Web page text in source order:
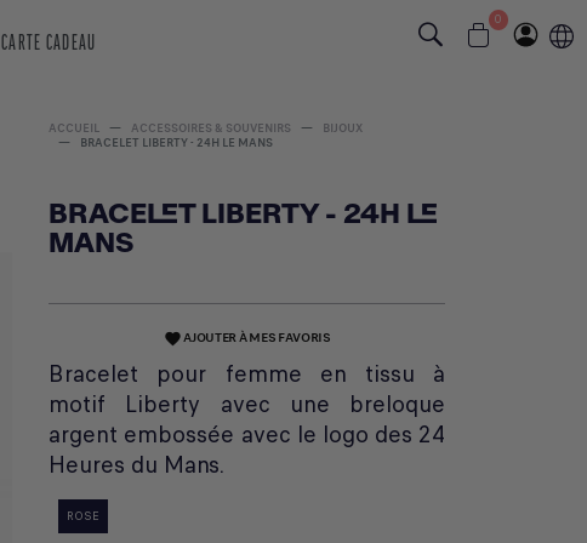
CARTE CADEAU
0
ACCUEIL ACCESSOIRES & SOUVENIRS
BIJOUX
BRACELET LIBERTY - 24H LE MANS
BRACELET LIBERTY - 24H LE
MANS
favoriteAJOUTER À MES FAVORIS
Bracelet pour femme en tissu à
motif Liberty avec une breloque
argent embossée avec le logo des 24
Heures du Mans.
ROSE